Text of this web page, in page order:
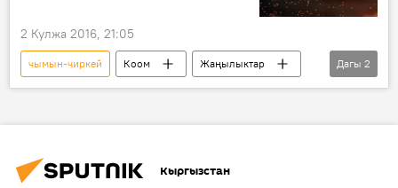
2 Кулжа 2016, 21:05
чымын-чиркей Коом
Жаңылыктар
Бишкек
табият
Дагы 2
Кыргызстан